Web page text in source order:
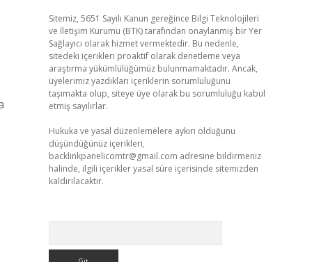
Sitemiz, 5651 Sayılı Kanun gereğince Bilgi Teknolojileri
ve İletişim Kurumu (BTK) tarafından onaylanmış bir Yer
Sağlayıcı olarak hizmet vermektedir. Bu nedenle,
sitedeki içerikleri proaktif olarak denetleme veya
araştırma yükümlülüğümüz bulunmamaktadır. Ancak,
üyelerimiz yazdıkları içeriklerin sorumluluğunu
taşımakta olup, siteye üye olarak bu sorumluluğu kabul
etmiş sayılırlar.
Hukuka ve yasal düzenlemelere aykırı olduğunu
düşündüğünüz içerikleri,
backlinkpanelicomtr@gmail.com adresine bildirmeniz
halinde, ilgili içerikler yasal süre içerisinde sitemizden
kaldırılacaktır.